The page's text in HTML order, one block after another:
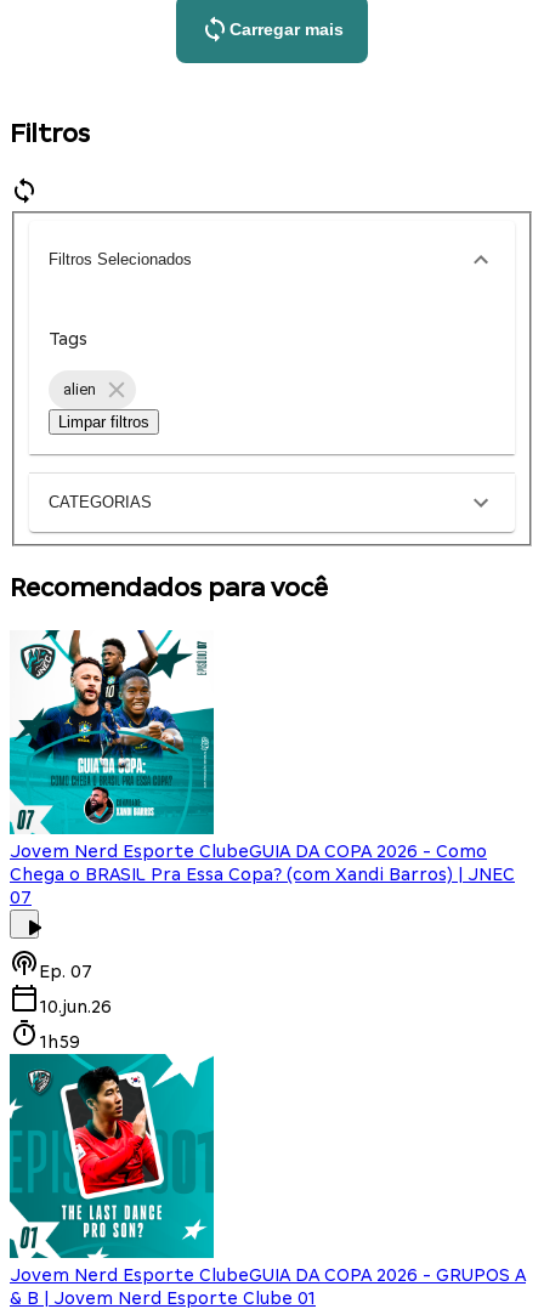
Carregar mais
Filtros
Filtros Selecionados
Tags
alien
Limpar filtros
CATEGORIAS
Recomendados para você
Jovem Nerd Esporte ClubeGUIA DA COPA 2026 - Como
Chega o BRASIL Pra Essa Copa? (com Xandi Barros) | JNEC
07
Ep. 07
10.jun.26
1h59
Jovem Nerd Esporte ClubeGUIA DA COPA 2026 - GRUPOS A
& B | Jovem Nerd Esporte Clube 01